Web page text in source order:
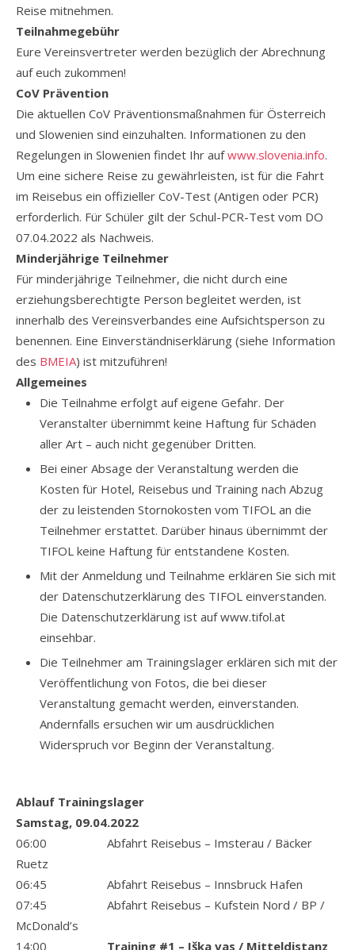
Reise mitnehmen.
Teilnahmegebühr
Eure Vereinsvertreter werden bezüglich der Abrechnung
auf euch zukommen!
CoV Prävention
Die aktuellen CoV Präventionsmaßnahmen für Österreich
und Slowenien sind einzuhalten. Informationen zu den
Regelungen in Slowenien findet Ihr aufwww.slovenia.info.
Um eine sichere Reise zu gewährleisten, ist für die Fahrt
im Reisebus ein offizieller CoV-Test (Antigen oder PCR)
erforderlich. Für Schüler gilt der Schul-PCR-Test vom DO
07.04.2022 als Nachweis.
Minderjährige Teilnehmer
Für minderjährige Teilnehmer, die nicht durch eine
erziehungsberechtigte Person begleitet werden, ist
innerhalb des Vereinsverbandes eine Aufsichtsperson zu
benennen. Eine Einverständniserklärung (siehe Information
des BMEIA) ist mitzuführen!
Allgemeines
Die Teilnahme erfolgt auf eigene Gefahr. Der
Veranstalter übernimmt keine Haftung für Schäden
aller Art – auch nicht gegenüber Dritten.
Bei einer Absage der Veranstaltung werden die
Kosten für Hotel, Reisebus und Training nach Abzug
der zu leistenden Stornokosten vom TIFOL an die
Teilnehmer erstattet. Darüber hinaus übernimmt der
TIFOL keine Haftung für entstandene Kosten.
Mit der Anmeldung und Teilnahme erklären Sie sich mit
der Datenschutzerklärung des TIFOL einverstanden.
Die Datenschutzerklärung ist auf www.tifol.at
einsehbar.
Die Teilnehmer am Trainingslager erklären sich mit der
Veröffentlichung von Fotos, die bei dieser
Veranstaltung gemacht werden, einverstanden.
Andernfalls ersuchen wir um ausdrücklichen
Widerspruch vor Beginn der Veranstaltung.
Ablauf Trainingslager
Samstag, 09.04.2022
06:00 Abfahrt Reisebus – Imsterau / Bäcker
Ruetz
06:45 Abfahrt Reisebus – Innsbruck Hafen
07:45 Abfahrt Reisebus – Kufstein Nord / BP /
McDonald’s
14:00 Training #1 – Iška vas / Mitteldistanz